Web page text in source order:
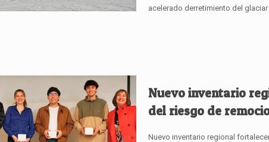
acelerado derretimiento del
Nuevo inventario
del riesgo de
Nuevo inventario regional